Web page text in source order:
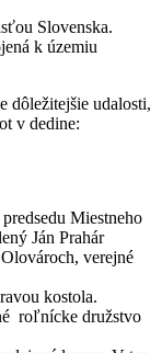
Slovenska.
k územiu
dôležitejšie udalosti,
v dedine:
Miestneho
Ján Prahár
verejné
kostola.
roľnícke družstvo